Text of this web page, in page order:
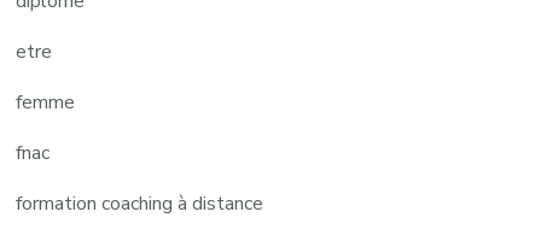
etre
femme
fnac
formation coaching à distance